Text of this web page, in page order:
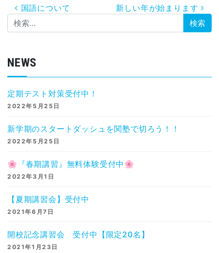
投稿ナビゲーション
国語について
新しい年が始まります
検索:
NEWS
定期テスト対策受付中！
2022年5月25日
新学期のスタートダッシュを関塾で切ろう！！
2022年5月25日
🌸『春期講習』無料体験受付中🌸
2022年3月1日
【夏期講習会】受付中
2021年6月7日
開校記念講習会 受付中【限定20名】
2021年1月23日